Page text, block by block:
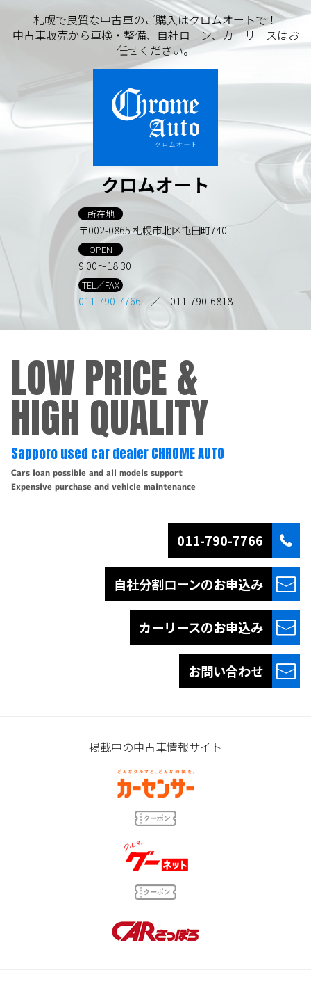
札幌で良質な中古車のご購入はクロムオートで！
中古車販売から車検・整備、自社ローン、カーリースはお
任せください。
クロムオート
所在地
〒002-0865 札幌市北区屯田町740
OPEN
9:00～18:30
TEL／FAX
011-790-7766 ／ 011-790-6818
LOW PRICE &
HIGH QUALITY
Sapporo used car dealer CHROME AUTO
Cars loan possible and all models support
Expensive purchase and vehicle maintenance
011-790-7766
自社分割ローンのお申込み
カーリースのお申込み
お問い合わせ
掲載中の中古車情報サイト